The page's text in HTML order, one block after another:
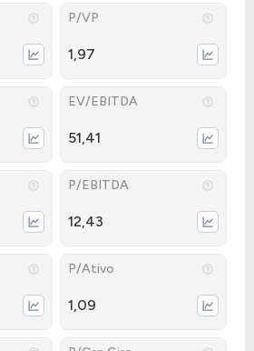
P/VP
1,97
EV/EBITDA
51,41
P/EBITDA
12,43
P/Ativo
1,09